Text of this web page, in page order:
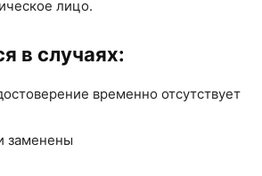
лицо.
в случаях:
временно отсутствует
заменены